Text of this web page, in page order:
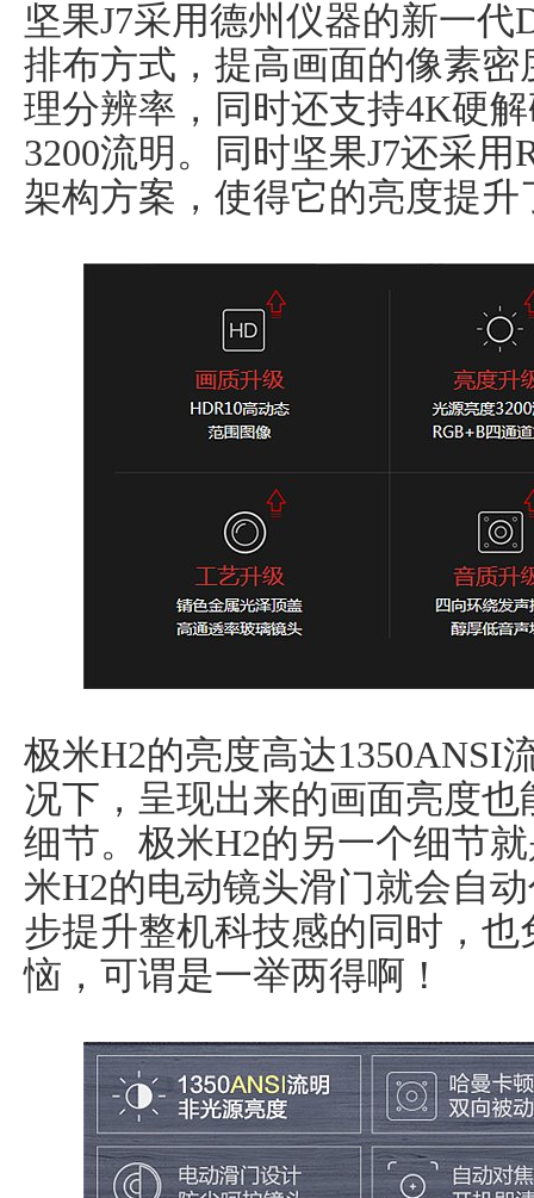
坚果J7采用德州仪器的新一
排布方式，提高画面的像素密
理分辨率，同时还支持4K硬
3200流明。同时坚果J7还采
架构方案，使得它的亮度提升
极米H2的亮度高达1350ANSI
况下，呈现出来的画面亮度
细节。极米H2的另一个细节
米H2的电动镜头滑门就会自
步提升整机科技感的同时，
恼，可谓是一举两得啊！